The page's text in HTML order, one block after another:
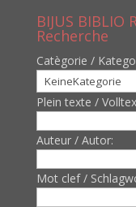
BIJUS BIBLIO
Recherche
Catègorie /
Plein texte /
Auteur / Autor:
Mot clef /